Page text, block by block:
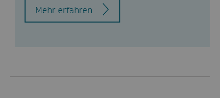
Mehr erfahren